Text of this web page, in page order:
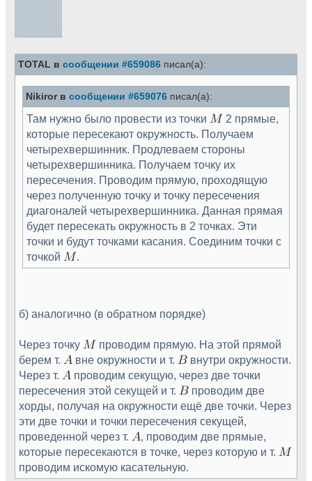
TOTAL в сообщении #659086 писал(а):
Nikiror в сообщении #659076 писал(а):
Там нужно было провести из точки
2 прямые,
которые пересекают окружность. Получаем
четырехвершинник. Продлеваем стороны
четырехвершинника. Получаем точку их
пересечения. Проводим прямую, проходящую
через полученную точку и точку пересечения
диагоналей четырехвершинника. Данная прямая
будет пересекать окружность в 2 точках. Эти
точки и будут точками касания. Соединим точки с
точкой
.
б) аналогично (в обратном порядке)
Через точку
проводим прямую. На этой прямой
берем т.
вне окружности и т.
внутри окружности.
Через т.
проводим секущую, через две точки
пересечения этой секущей и т.
проводим две
хорды, получая на окружности ещё две точки. Через
эти две точки и точки пересечения секущей,
проведенной через т.
, проводим две прямые,
которые пересекаются в точке, через которую и т.
проводим искомую касательную.